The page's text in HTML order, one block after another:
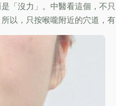
「沒力」。中醫看這個，不只
以，只按喉嚨附近的穴道，有